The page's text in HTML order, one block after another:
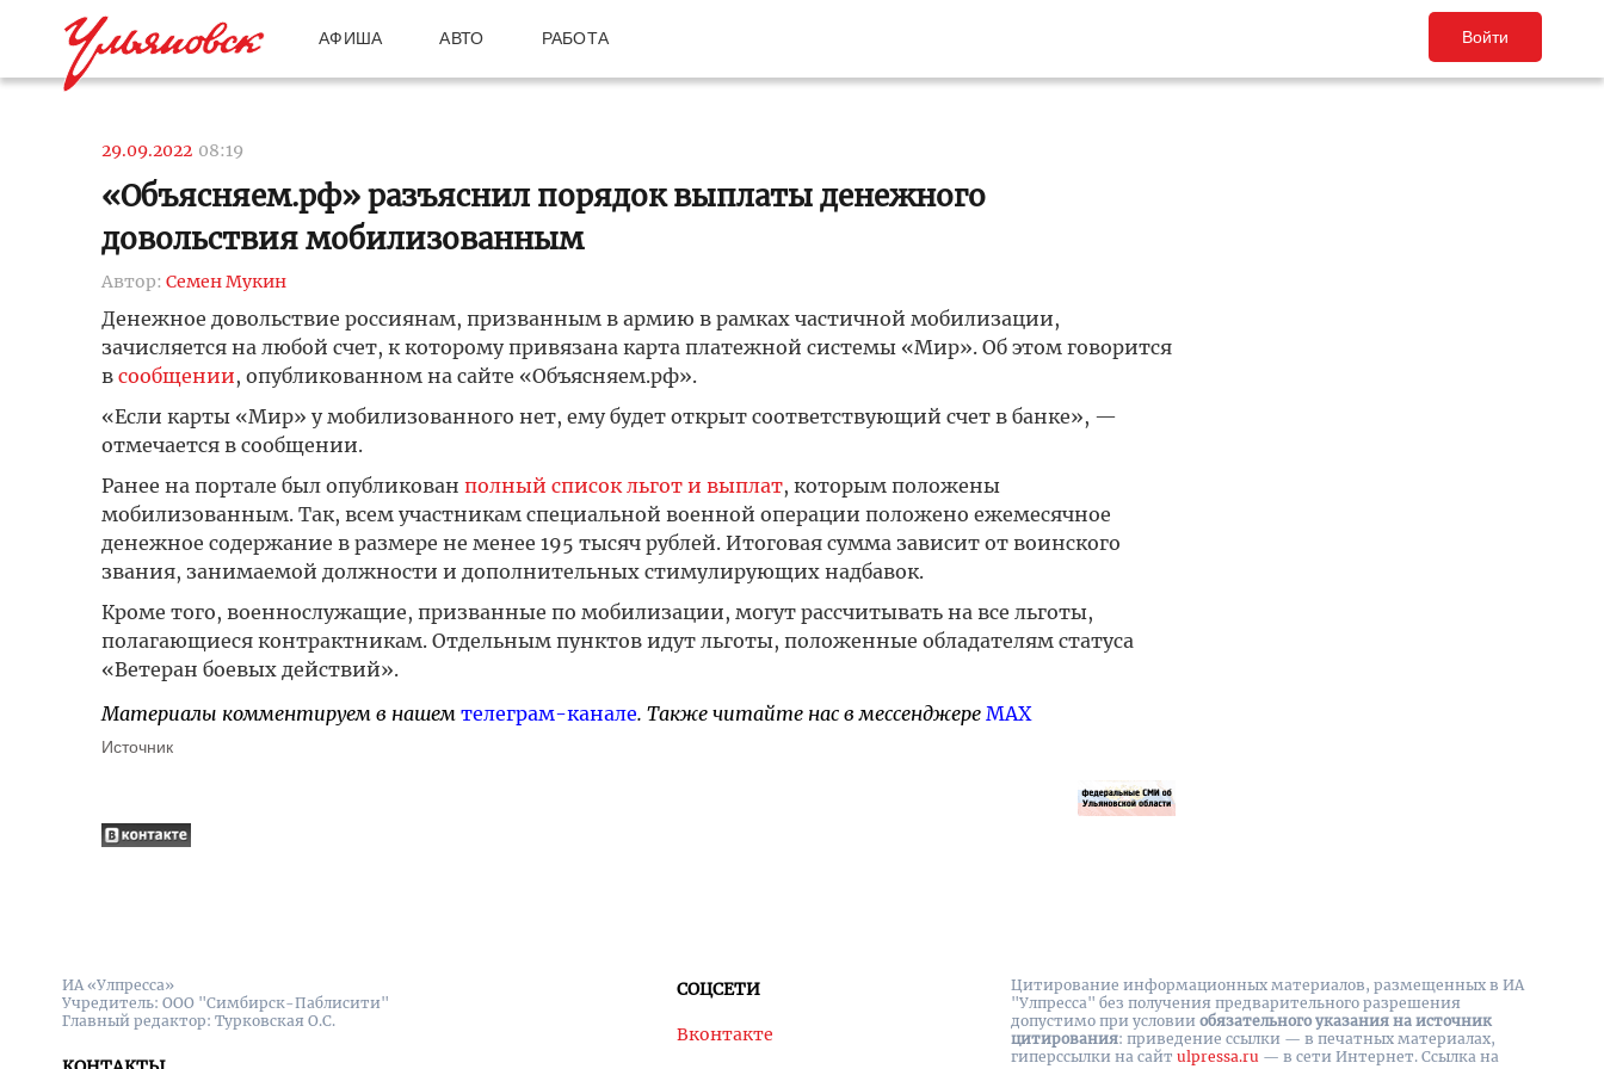
АФИША АВТО РАБОТА Войти
29.09.2022 08:19
«Объясняем.рф» разъяснил порядок выплаты денежного
довольствия мобилизованным
Автор: Семен Мукин
Денежное довольствие россиянам, призванным в армию в рамках частичной мобилизации,
зачисляется на любой счет, к которому привязана карта платежной системы «Мир». Об этом говорится
в сообщении, опубликованном на сайте «Объясняем.рф».
«Если карты «Мир» у мобилизованного нет, ему будет открыт соответствующий счет в банке», —
отмечается в сообщении.
Ранее на портале был опубликован полный список льгот и выплат, которым положены
мобилизованным. Так, всем участникам специальной военной операции положено ежемесячное
денежное содержание в размере не менее 195 тысяч рублей. Итоговая сумма зависит от воинского
звания, занимаемой должности и дополнительных стимулирующих надбавок.
Кроме того, военнослужащие, призванные по мобилизации, могут рассчитывать на все льготы,
полагающиеся контрактникам. Отдельным пунктов идут льготы, положенные обладателям статуса
«Ветеран боевых действий».
Материалы комментируем в нашем телеграм-канале. Также читайте нас в мессенджере MAX
Источник
ИА «Улпресса»
Учредитель: ООО "Симбирск-Паблисити"
Главный редактор: Турковская О.С.
СОЦСЕТИ
Вконтакте
Цитирование информационных материалов, размещенных в ИА
"Улпресса" без получения предварительного разрешения
допустимо при условии обязательного указания на источник
цитирования: приведение ссылки — в печатных материалах,
гиперссылки на cайт ulpressa.ru — в сети Интернет. Ссылка на